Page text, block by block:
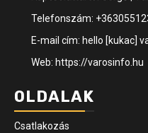
Telefonszám:
E-mail cím: hello [kukac]
Web: https://varosinfo.hu
OLDALAK
Csatlakozás